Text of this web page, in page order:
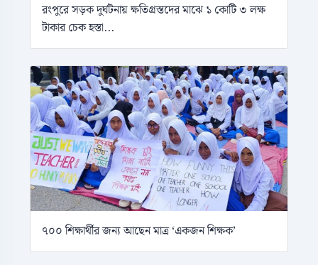
রংপুরে সড়ক দুর্ঘটনায় ক্ষতিগ্রস্তদের মাঝে ১ কোটি ৩ লক্ষ
টাকার চেক হস্তা...
৭০০ শিক্ষার্থীর জন্য আছেন মাত্র ‘একজন শিক্ষক’